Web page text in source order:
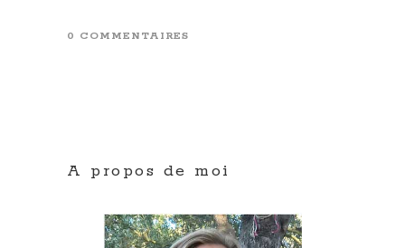
0 COMMENTAIRES
A propos de moi